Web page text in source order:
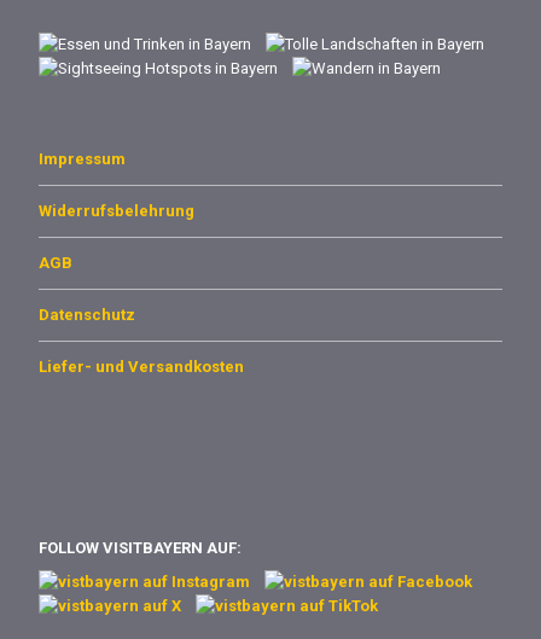
Impressum
Widerrufsbelehrung
AGB
Datenschutz
Liefer- und Versandkosten
FOLLOW VISITBAYERN AUF: